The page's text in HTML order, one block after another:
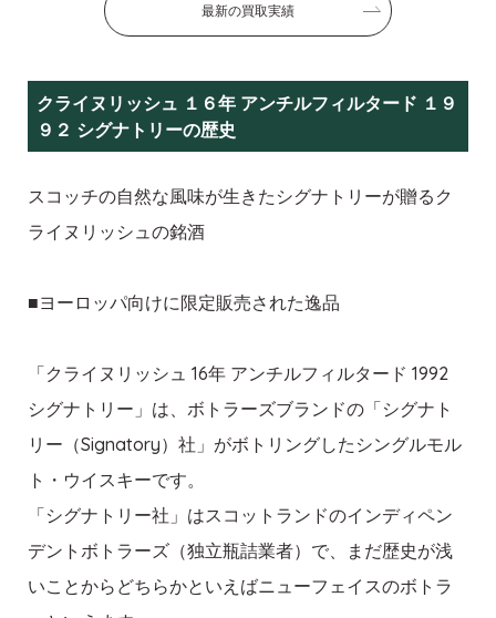
最新の買取実績
クライヌリッシュ １６年 アンチルフィルタード １９
９２ シグナトリーの歴史
スコッチの自然な風味が生きたシグナトリーが贈るク
ライヌリッシュの銘酒
■ヨーロッパ向けに限定販売された逸品
「クライヌリッシュ 16年 アンチルフィルタード 1992
シグナトリー」は、ボトラーズブランドの「シグナト
リー（Signatory）社」がボトリングしたシングルモル
ト・ウイスキーです。
「シグナトリー社」はスコットランドのインディペン
デントボトラーズ（独立瓶詰業者）で、まだ歴史が浅
いことからどちらかといえばニューフェイスのボトラ